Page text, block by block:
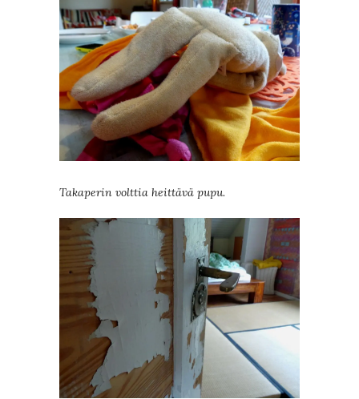
Takaperin volttia heittävä pupu.